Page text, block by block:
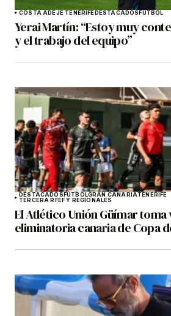
COSTA ADEJE TENERIFEDESTACADOSFÚTBOL
Yerai Martín: “Estoy muy
y el trabajo del equipo”
DESTACADOSFÚTBOLGRAN CANARIATENERIFE
TERCERA RFEF Y REGIONALES
El Atlético Unión Güímar toma
eliminatoria canaria de Copa